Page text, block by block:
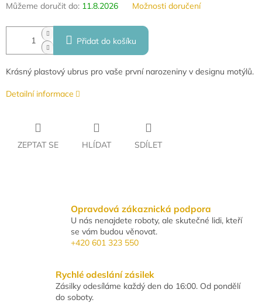
Můžeme doručit do: 11.8.2026 Možnosti doručení
Přidat do košíku
Krásný plastový ubrus pro vaše první narozeniny v designu motýlů.
Detailní informace
ZEPTAT SE HLÍDAT SDÍLET
Opravdová zákaznická podpora
U nás nenajdete roboty, ale skutečné lidi, kteří
se vám budou věnovat.
+420 601 323 550
Rychlé odeslání zásilek
Zásilky odesíláme každý den do 16:00. Od pondělí
do soboty.